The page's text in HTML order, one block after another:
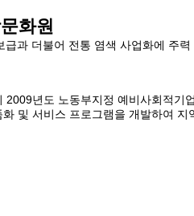
화원
급과 더불어 전통 염색 사업화에 주력
2009년도 노동부지정 예비사회적
및 서비스 프로그램을 개발하여 지